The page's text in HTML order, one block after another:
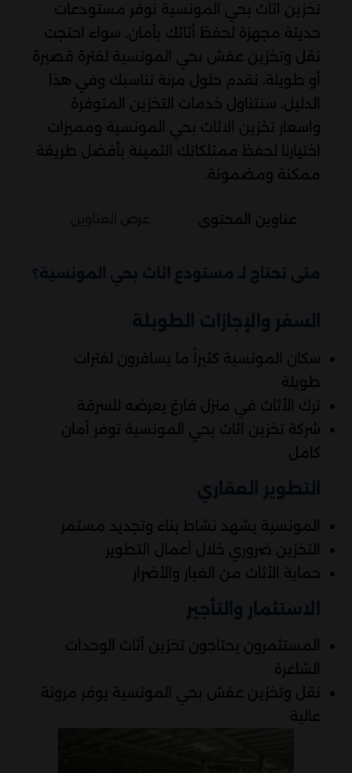
تخزين اثاث بحي المونسية نوفر مستودعات
حديثة مجهزة لحفظ أثاثك بأمان. سواء احتجت
نقل وتخزين عفش بحي المونسية لفترة قصيرة
أو طويلة، نقدم حلول مرنة تناسبك وفي هذا
الدليل، سنتناول خدمات التخزين المتوفرة
واسعار تخزين الاثاث بحي المونسية ومميزات
اختيارنا لحفظ ممتلكاتك الثمينة بأفضل طريقة
ممكنة ومضمونة.
عناوين المحتوى
متى تحتاج لـ مستودع اثاث بحي المونسية؟
السفر والإجازات الطويلة
سكان المونسية كثيراً ما يسافرون لفترات
طويلة
ترك الأثاث في منزل فارغ يعرضه للسرقة
شركة تخزين اثاث بحي المونسية توفر أمان
كامل
التطوير العقاري
المونسية يشهد نشاط بناء وتجديد مستمر
التخزين ضروري خلال أعمال التطوير
حماية الأثاث من الغبار والأضرار
الاستثمار والتأجير
المستثمرون يحتاجون تخزين أثاث الوحدات
الشاغرة
نقل وتخزين عفش بحي المونسية يوفر مرونة
عالية